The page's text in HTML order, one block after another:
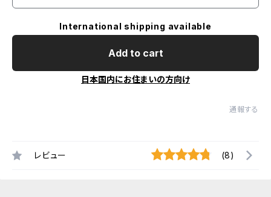
International shipping available
Add to cart
日本国内にお住まいの方向け
通報する
レビュー (8)